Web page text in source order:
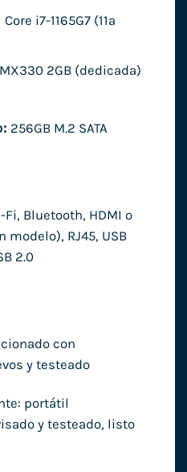
i7-1165G7 (11ª
2GB (dedicada)
256GB M.2 SATA
Fi, Bluetooth, HDMI o
modelo), RJ45, USB
2.0
con
y testeado
portátil
y testeado, listo